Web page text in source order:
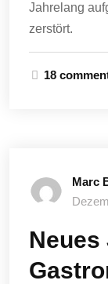
Jahrelang
zerstört.
18
Marc